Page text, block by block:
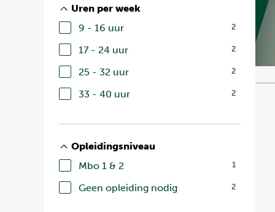
Uren per week
9 - 16 uur
2
17 - 24 uur 2
25 - 32 uur 2
33 - 40 uur 2
Opleidingsniveau
Mbo 1 & 2
1
Geen opleiding nodig 2